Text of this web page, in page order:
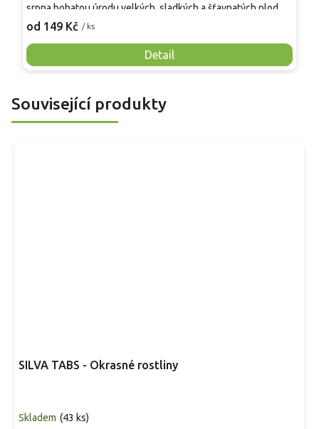
od 149 Kč / ks
Detail
srpna bohatou úrodu velkých, sladkých a šťavnatých plodů.
Pevné vzpřímené výhony tvoří elegantní habitus bez
Mrazuvzdornost do −25 °C a spolehlivá vitalita z něj dělají
skvělou volbu pro každého pěstitele.
Související produkty
SILVA TABS - Okrasné rostliny
Skladem (43 ks)